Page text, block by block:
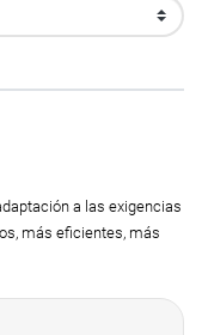
a las exigencias
más eficientes, más